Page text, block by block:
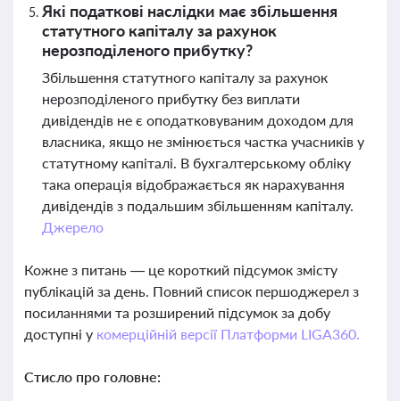
Які податкові наслідки має збільшення
статутного капіталу за рахунок
нерозподіленого прибутку?
Збільшення статутного капіталу за рахунок
нерозподіленого прибутку без виплати
дивідендів не є оподатковуваним доходом для
власника, якщо не змінюється частка учасників у
статутному капіталі. В бухгалтерському обліку
така операція відображається як нарахування
дивідендів з подальшим збільшенням капіталу.
Джерело
Кожне з питань — це короткий підсумок змісту
публікацій за день. Повний список першоджерел з
посиланнями та розширений підсумок за добу
доступні у комерційній версії Платформи LIGA360.
Стисло про головне: